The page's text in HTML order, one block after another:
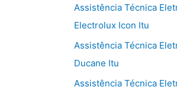
Assistência Técnica
Electrolux Icon Itu
Assistência Técnica
Ducane Itu
Assistência Técnica